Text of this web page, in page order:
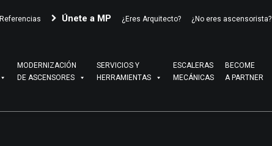
Referencias Únete a MP ¿Eres Arquitecto? ¿No eres ascensorista?
MODERNIZACIÓN
DE ASCENSORES
SERVICIOS Y
HERRAMIENTAS
ESCALERAS
MECÁNICAS
BECOME
A PARTNER